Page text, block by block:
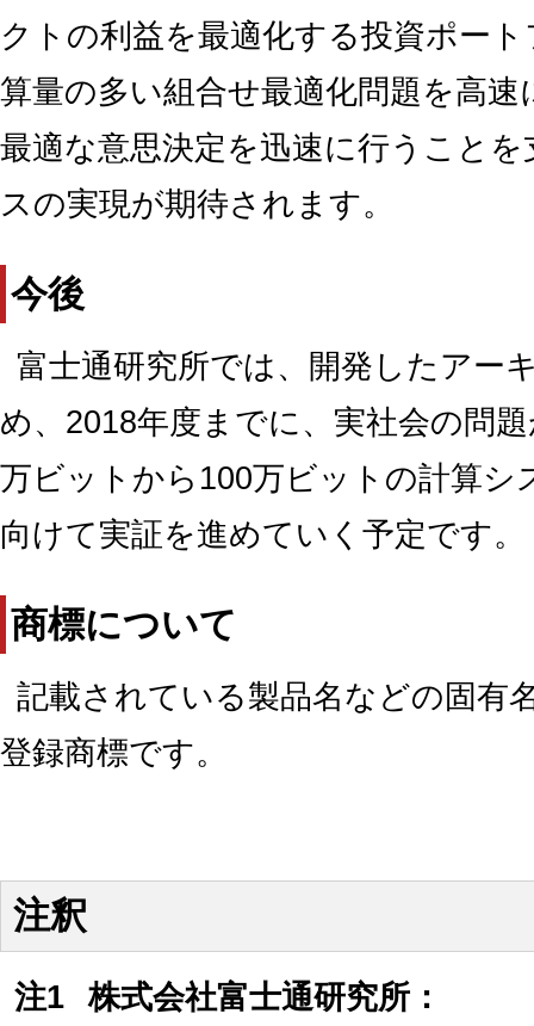
クトの利益を最適化する投資ポー
算量の多い組合せ最適化問題を高
最適な意思決定を迅速に行うこと
スの実現が期待されます。
今後
富士通研究所では、開発したアー
め、2018年度までに、実社会の問
万ビットから100万ビットの計算シ
向けて実証を進めていく予定です。
商標について
記載されている製品名などの固有
登録商標です。
注釈
注1
株式会社富士通研究所：